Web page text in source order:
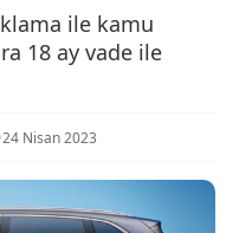
ile kamu
18 ay vade ile
24 Nisan 2023